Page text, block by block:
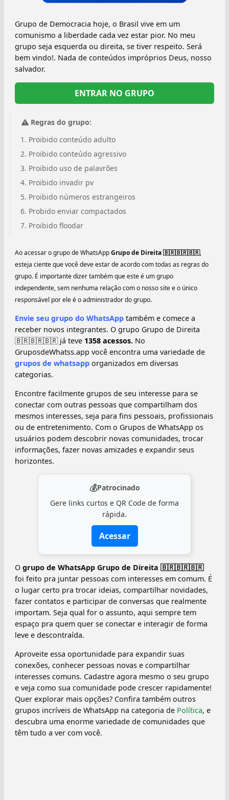
Grupo de Democracia hoje, o Brasil vive em um
comunismo a liberdade cada vez estar pior. No meu
grupo seja esquerda ou direita, se tiver respeito. Será
bem vindo!. Nada de conteúdos impróprios Deus, nosso
salvador.
ENTRAR NO GRUPO
Regras do grupo:
Proibido conteúdo adulto
Proibido conteúdo agressivo
Proibido uso de palavrões
Proibido invadir pv
Proibido números estrangeiros
Probido enviar compactados
Proibido floodar
Ao acessar o grupo de WhatsAppGrupo de Direita 🇧🇷🇧🇷🇧🇷,
esteja ciente que você deve estar de acordo com todas as regras do
grupo. É importante dizer também que este é um grupo
independente, sem nenhuma relação com o nosso site e o único
responsável por ele é o administrador do grupo.
Envie seu grupo do WhatsApp também e comece a
receber novos integrantes. O grupo Grupo de Direita
🇧🇷🇧🇷🇧🇷 já teve 1358 acessos. No
GruposdeWhatss.app você encontra uma variedade de
grupos de whatsapp organizados em diversas
categorias.
Encontre facilmente grupos de seu interesse para se
conectar com outras pessoas que compartilham dos
mesmos interesses, seja para fins pessoais, profissionais
ou de entretenimento. Com o Grupos de WhatsApp os
usuários podem descobrir novas comunidades, trocar
informações, fazer novas amizades e expandir seus
horizontes.
💰Patrocinado
Gere links curtos e QR Code de forma
rápida.
Acessar
O grupo de WhatsApp Grupo de Direita 🇧🇷🇧🇷🇧🇷
foi feito pra juntar pessoas com interesses em comum. É
o lugar certo pra trocar ideias, compartilhar novidades,
fazer contatos e participar de conversas que realmente
importam. Seja qual for o assunto, aqui sempre tem
espaço pra quem quer se conectar e interagir de forma
leve e descontraída.
Aproveite essa oportunidade para expandir suas
conexões, conhecer pessoas novas e compartilhar
interesses comuns. Cadastre agora mesmo o seu grupo
e veja como sua comunidade pode crescer rapidamente!
Quer explorar mais opções? Confira também outros
grupos incríveis de WhatsApp na categoria de Política, e
descubra uma enorme variedade de comunidades que
têm tudo a ver com você.